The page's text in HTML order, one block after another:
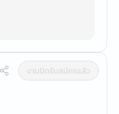
งานปิดรับสมัครแล้ว